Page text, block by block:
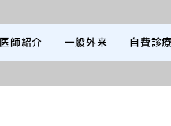
医師紹介 一般外来 自費診療